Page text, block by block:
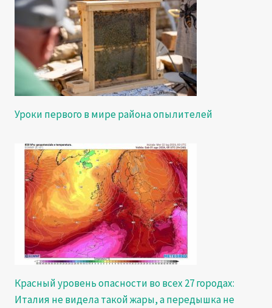
Уроки первого в мире района опылителей
Красный уровень опасности во всех 27 городах:
Италия не видела такой жары, а передышка не